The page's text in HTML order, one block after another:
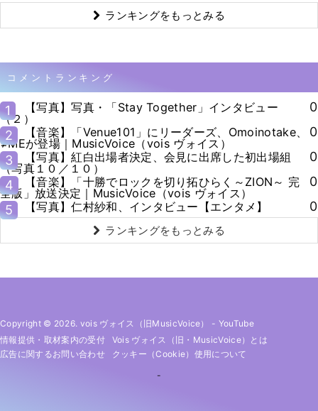
ランキングをもっとみる
コメントランキング
1
【写真】写真・「Stay Together」インタビュー
（２）
0
2
【音楽】「Venue101」にリーダーズ、Omoinotake、
≠MEが登場｜MusicVoice（vois ヴォイス）
0
3
【写真】紅白出場者決定、会見に出席した初出場組
（写真１０／１０）
0
4
【音楽】「十勝でロックを切り拓ひらく～ZION～ 完
全版」放送決定｜MusicVoice（vois ヴォイス）
0
5
【写真】仁村紗和、インタビュー【エンタメ】 0
ランキングをもっとみる
Copyright © 2026. vois ヴォイス（旧MusicVoice） - YouTube
情報提供・取材案内の受付
Vois ヴォイス（旧・MusicVoice）とは
広告に関するお問い合わせ
クッキー（cookie）使用について
-